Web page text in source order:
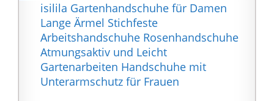
isilila Gartenhandschuhe für Damen
Lange Ärmel Stichfeste
Arbeitshandschuhe Rosenhandschuhe
Atmungsaktiv und Leicht
Gartenarbeiten Handschuhe mit
Unterarmschutz für Frauen